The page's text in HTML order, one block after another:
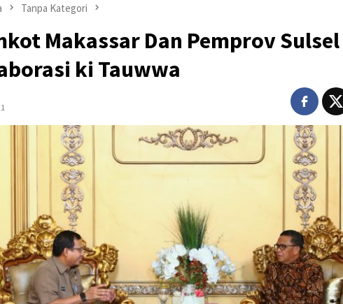
Tanpa Kategori
Makassar Dan Pemprov Sulsel
ki Tauwwa